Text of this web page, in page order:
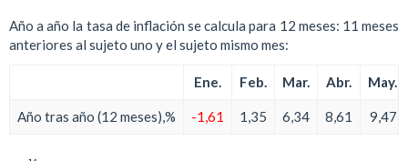
Año a año la tasa de inflación se calcula para 12 meses: 11 meses
anteriores al sujeto uno y el sujeto mismo mes:
Ene. Feb. Mar. Abr. May.
Año tras año (12 meses),% -1,61 1,35 6,34 8,61 9,47